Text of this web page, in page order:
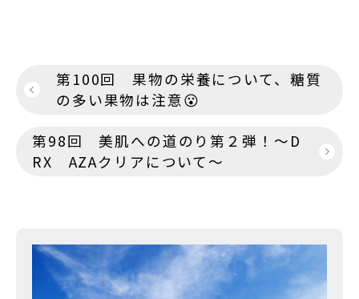
稿
ビ
ゲ
ョ
第98回 美肌への道のり第２弾！～D
RX AZAクリアについて～
第100回 果物の栄養について、糖質
の多い果物は注意😮